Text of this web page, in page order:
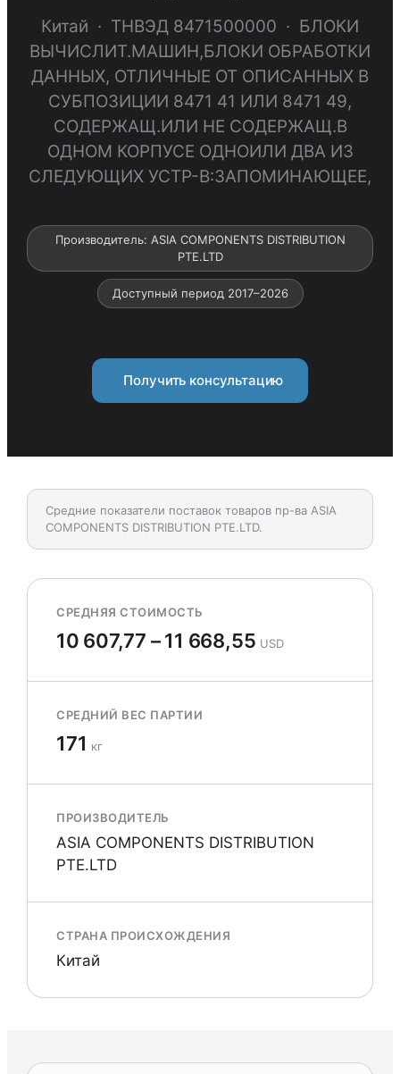
Китай · ТНВЭД 8471500000 · БЛОКИ
ВЫЧИСЛИТ.МАШИН,БЛОКИ ОБРАБОТКИ
ДАННЫХ, ОТЛИЧНЫЕ ОТ ОПИСАННЫХ В
СУБПОЗИЦИИ 8471 41 ИЛИ 8471 49,
СОДЕРЖАЩ.ИЛИ НЕ СОДЕРЖАЩ.В
ОДНОМ КОРПУСЕ ОДНОИЛИ ДВА ИЗ
СЛЕДУЮЩИХ УСТР-В:ЗАПОМИНАЮЩЕЕ,
Производитель: ASIA COMPONENTS DISTRIBUTION
PTE.LTD
Доступный период 2017–2026
Получить консультацию
Средние показатели поставок товаров пр-ва ASIA
COMPONENTS DISTRIBUTION PTE.LTD.
СРЕДНЯЯ СТОИМОСТЬ
10 607,77 – 11 668,55 USD
СРЕДНИЙ ВЕС ПАРТИИ
171 кг
ПРОИЗВОДИТЕЛЬ
ASIA COMPONENTS DISTRIBUTION
PTE.LTD
СТРАНА ПРОИСХОЖДЕНИЯ
Китай